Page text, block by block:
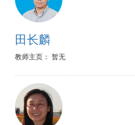
田长麟
教师主页： 暂无